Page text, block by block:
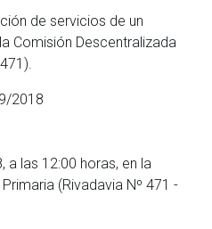
de servicios de un
Comisión Descentralizada
2018
a las 12:00 horas, en la
(Rivadavia Nº 471 -